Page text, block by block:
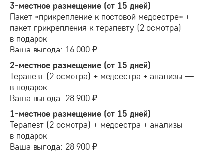
3-местное размещение (от 15 дней)
Пакет «прикрепление к постовой медсестре» +
пакет прикрепления к терапевту (2 осмотра) —
в подарок
Ваша выгода: 16 000 ₽
2-местное размещение (от 15 дней)
Терапевт (2 осмотра) + медсестра + анализы —
в подарок
Ваша выгода: 28 900 ₽
1-местное размещение (от 15 дней)
Терапевт (2 осмотра) + медсестра + анализы —
в подарок
Ваша выгода: 28 900 ₽